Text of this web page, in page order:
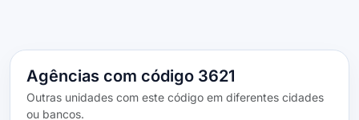
Agências com código 3621
Outras unidades com este código em diferentes cidades
ou bancos.